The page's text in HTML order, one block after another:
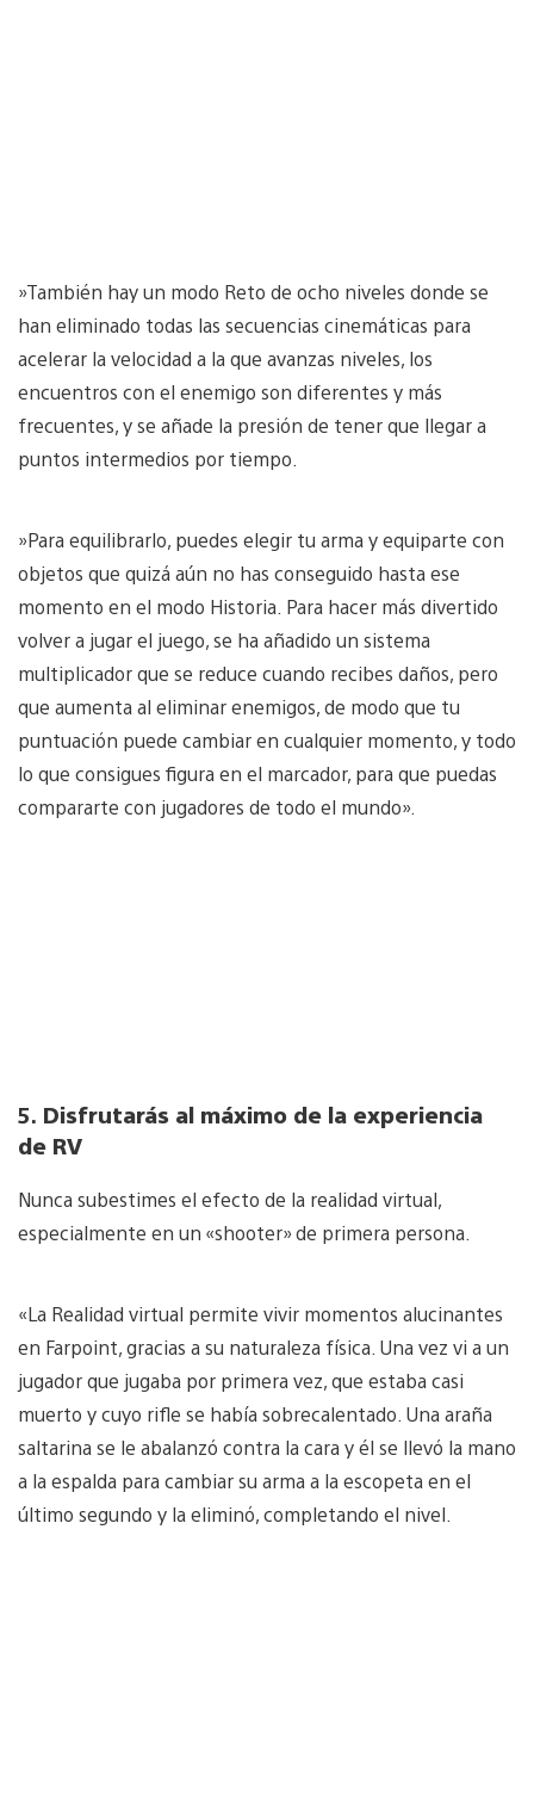
»También hay un modo Reto de ocho niveles donde se
han eliminado todas las secuencias cinemáticas para
acelerar la velocidad a la que avanzas niveles, los
encuentros con el enemigo son diferentes y más
frecuentes, y se añade la presión de tener que llegar a
puntos intermedios por tiempo.
»Para equilibrarlo, puedes elegir tu arma y equiparte con
objetos que quizá aún no has conseguido hasta ese
momento en el modo Historia. Para hacer más divertido
volver a jugar el juego, se ha añadido un sistema
multiplicador que se reduce cuando recibes daños, pero
que aumenta al eliminar enemigos, de modo que tu
puntuación puede cambiar en cualquier momento, y todo
lo que consigues figura en el marcador, para que puedas
compararte con jugadores de todo el mundo».
5. Disfrutarás al máximo de la experiencia
de RV
Nunca subestimes el efecto de la realidad virtual,
especialmente en un «shooter» de primera persona.
«La Realidad virtual permite vivir momentos alucinantes
en Farpoint, gracias a su naturaleza física. Una vez vi a un
jugador que jugaba por primera vez, que estaba casi
muerto y cuyo rifle se había sobrecalentado. Una araña
saltarina se le abalanzó contra la cara y él se llevó la mano
a la espalda para cambiar su arma a la escopeta en el
último segundo y la eliminó, completando el nivel.